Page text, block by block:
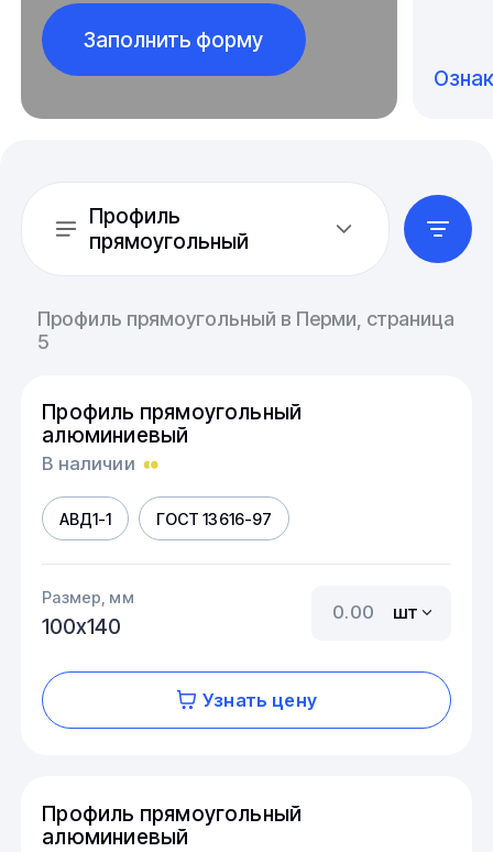
Заполнить форму
Профиль
прямоугольный
Профиль прямоугольный в Перми, страница
5
Профиль прямоугольный
алюминиевый
В наличии
АВД1-1 ГОСТ 13616-97
Размер, мм
100х140
шт
Узнать цену
Профиль прямоугольный
алюминиевый